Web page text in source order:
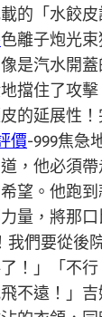
的「水餃
色離子炮光
是汽水開蓋
擋住了攻
的延展性
價-999焦急
，他必須
望。他跑
量，將那
我們要從後
！」「不
不遠！」吉